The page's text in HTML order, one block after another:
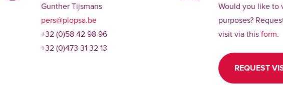
Gunther Tijsmans
pers@plopsa.be
+32 (0)58 42 98 96
+32 (0)473 31 32 13
Would you like to
purposes?
visit via thisform.
REQUEST